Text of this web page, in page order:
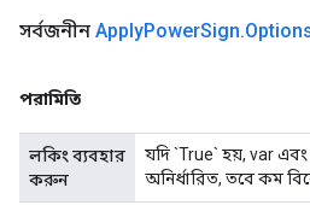
সর্বজনীন ApplyPowerSign.
পরামিতি
লকিং ব্যবহার
করুন
যদি `True` হয়, var
অনির্ধারিত, তবে কম